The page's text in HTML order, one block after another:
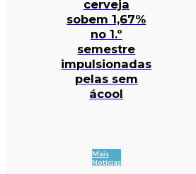
cerveja
sobem 1,67%
no 1.º
semestre
impulsionadas
pelas sem
ácool
Mais
Notícias